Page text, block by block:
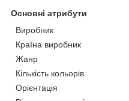
Основні атрибути
Виробник
Країна виробник
Жанр
Кількість кольорів
Орієнтація